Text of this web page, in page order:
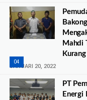
Mahdi
JANUARI 20, 2022
PT
Energi